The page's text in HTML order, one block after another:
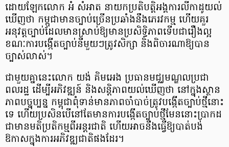
ដោយឡែកលោក អំ សំអាត នាយកប្រតិបត្តិអង្គការលីកាដូយល់
ឃើញថា កម្ពុជាមានច្បាប់ច្រើនប្រឆាំងនឹងភេរវកម្ម ហើយគួរ
អនុវត្តច្បាប់ដែលមានស្រាប់ឱ្យមានប្រសិទ្ធិភាពទើបជារឿងល្អ
ខណៈការបង្កើតច្បាប់នីមួយៗត្រូវសិក្សា និងពិចារណាឱ្យបាន
ច្បាស់លាស់។
ជាមួយគ្នានេះលោក យង់ គិមអេង ប្រធានមជ្ឈមណ្ឌលប្រជា
ពលរដ្ឋ ដើម្បីអភិវឌ្ឍន៍ និងសន្តិភាពយល់ឃើញថា នៅក្នុងស្ថាន
ភាពបច្នុប្បន្ន កម្ពុជាពុំទាន់មានភាពចាំបាច់ត្រូវបង្កើតច្បាប់ថ្មីនោះ
ទេ ហើយប្រសិនបើនៅតែមានការបង្កើតច្បាប់ថ្មីមែននោះប្រាកដ
ជាមានមតិប្រតិកម្មពីអន្តរជាតិ ហើយអាចនឹងធ្វើឱ្យបាត់បង់
ឱកាសក្នុងការអភិវឌ្ឍជាតិផងដែរ។